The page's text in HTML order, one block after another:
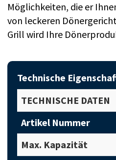
Möglichkeiten, die er
von leckeren
Grill wird Ihre
Technische
TECHNISCHE DATEN
Artikel Nummer
Max. Kapazität